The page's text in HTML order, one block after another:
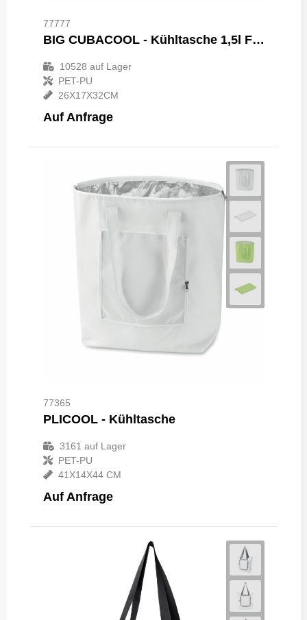
77777
BIG CUBACOOL - Kühltasche 1,5l Flasche
10528 auf Lager
PET-PU
26X17X32CM
Auf Anfrage
77365
PLICOOL - Kühltasche
3161 auf Lager
PET-PU
41X14X44 CM
Auf Anfrage